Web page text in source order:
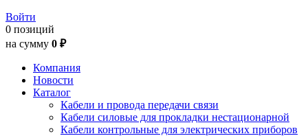
Войти
0 позиций
на сумму 0 ₽
Компания
Новости
Каталог
Кабели и провода передачи связи
Кабели силовые для прокладки нестационарной
Кабели контрольные для электрических приборов